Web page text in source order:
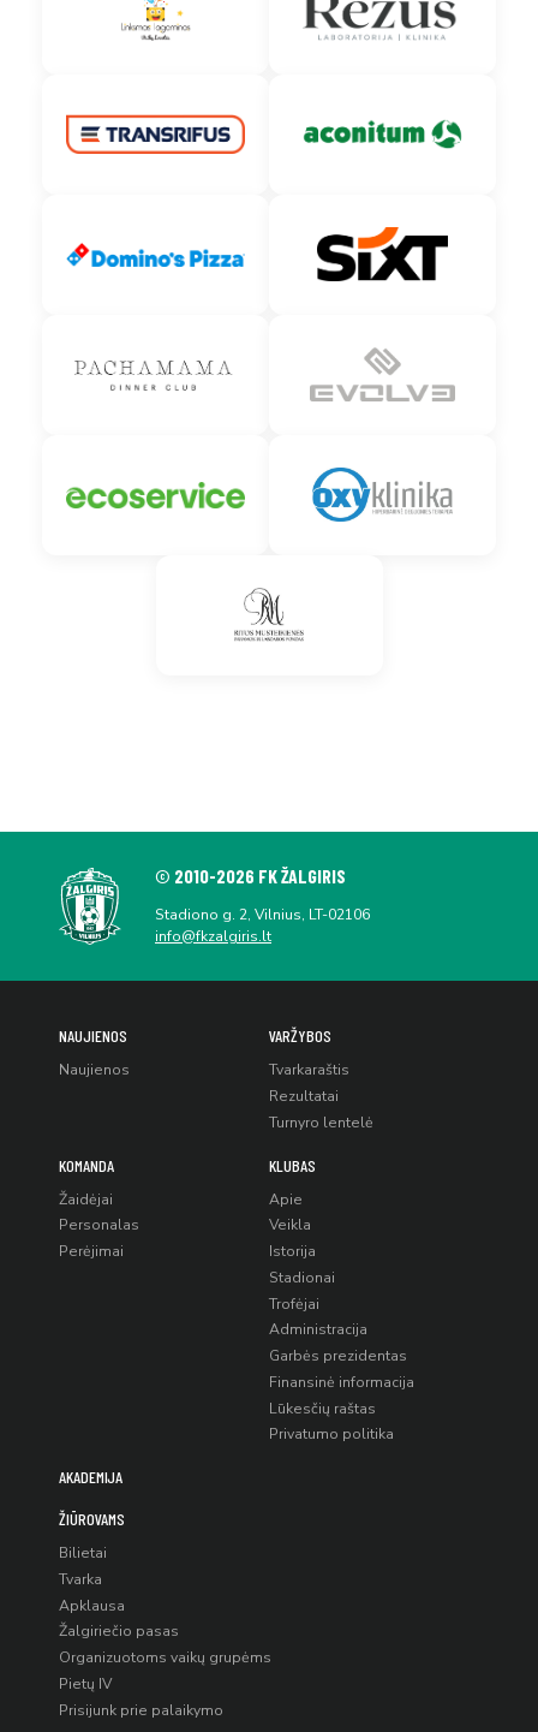
© 2010-2026 FK ŽALGIRIS
Stadiono g. 2, Vilnius, LT-02106
info@fkzalgiris.lt
NAUJIENOS
Naujienos
VARŽYBOS
Tvarkaraštis
Rezultatai
Turnyro lentelė
KOMANDA
Žaidėjai
Personalas
Perėjimai
KLUBAS
Apie
Veikla
Istorija
Stadionai
Trofėjai
Administracija
Garbės prezidentas
Finansinė informacija
Lūkesčių raštas
Privatumo politika
AKADEMIJA
ŽIŪROVAMS
Bilietai
Tvarka
Apklausa
Žalgiriečio pasas
Organizuotoms vaikų grupėms
Pietų IV
Prisijunk prie palaikymo